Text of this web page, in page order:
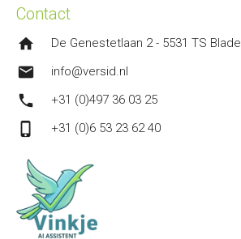
Contact
home De Genestetlaan 2 - 5531 TS Bladel
mail info@versid.nl
phone +31 (0)497 36 03 25
phone_iphone +31 (0)6 53 23 62 40